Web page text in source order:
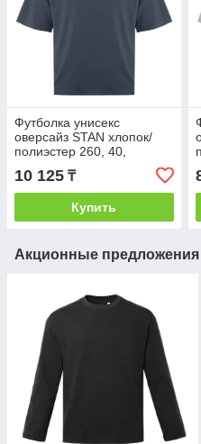
Футболка унисекс
оверсайз STAN хлопок/
полиэстер 260, 40,
Графит, (101) (52/XL)
10 125 ₸
Купить
Акционные предложения